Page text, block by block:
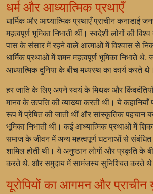
धर्म और आध्यात्मिक प्रथाएँ
धार्मिक और आध्यात्मिक प्रथाएँ प्राचीन कनाडाई
महत्वपूर्ण भूमिका निभाती थीं। स्वदेशी लोगों की
पास के संसार में रहने वाले आत्माओं में विश्वास से
धार्मिक प्रथाओं में शमन महत्वपूर्ण भूमिका निभाते थे,
आध्यात्मिक दुनिया के बीच मध्यस्थ का कार्य करते थे।
हर जाति के लिए अपने स्वयं के मिथक और
मानव के उत्पत्ति की व्याख्या करती थीं। ये कहानियाँ
रूप में प्रेषित की जाती थीं और सांस्कृतिक पहचान
भूमिका निभाती थीं। कई आध्यात्मिक प्रथाओं में
समाज के जीवन में अन्य महत्वपूर्ण घटनाओं से
शामिल होती थी। ये अनुष्ठान लोगों और प्रकृति के
करते थे, और समुदाय में सामंजस्य सुनिश्चित करते
यूरोपियों का आगमन और